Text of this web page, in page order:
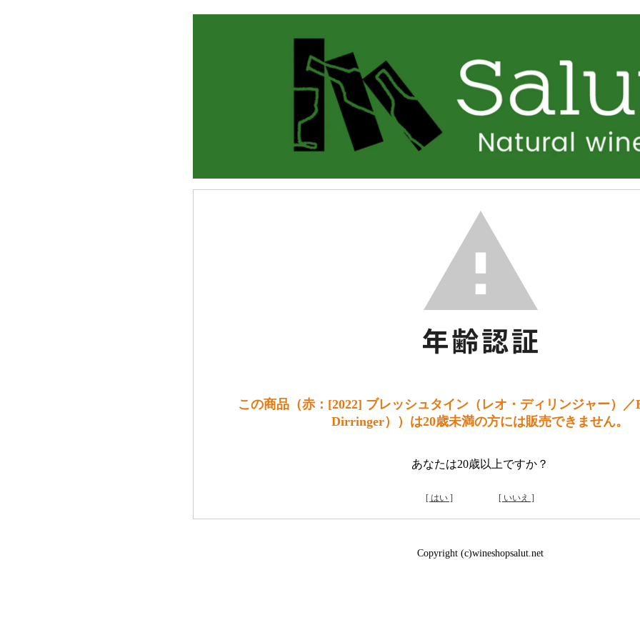
この商品（赤：[2022] ブレッシュタイン（レオ・ディリンジャー）／
Dirringer））は20歳未満の方には販売できません。
あなたは20歳以上ですか？
[ はい ] [ いいえ ]
Copyright (c)wineshopsalut.net